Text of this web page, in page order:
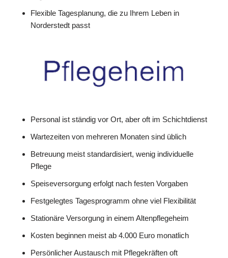
Flexible Tagesplanung, die zu Ihrem Leben in
Norderstedt passt
Personal ist ständig vor Ort, aber oft im Schichtdienst
Wartezeiten von mehreren Monaten sind üblich
Betreuung meist standardisiert, wenig individuelle
Pflege
Speiseversorgung erfolgt nach festen Vorgaben
Festgelegtes Tagesprogramm ohne viel Flexibilität
Stationäre Versorgung in einem Altenpflegeheim
Kosten beginnen meist ab 4.000 Euro monatlich
Persönlicher Austausch mit Pflegekräften oft